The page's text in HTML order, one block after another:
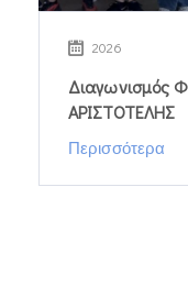
2026
Διαγωνισμός
ΑΡΙΣΤΟΤΕΛΗΣ
Περισσότερα